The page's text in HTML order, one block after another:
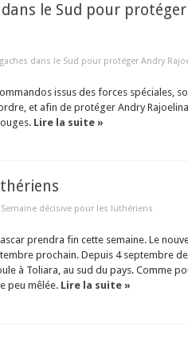
le Sud pour
dans le Sud pour protéger Andry
issus des forces spéciales,
et afin de protéger Andry
Lire la suite »
décisive pour les luthériens
prendra fin cette semaine. Le
prochain. Depuis 4 septembre
à Toliara, au sud du pays. Comme
peu mêlée. Lire la suite »